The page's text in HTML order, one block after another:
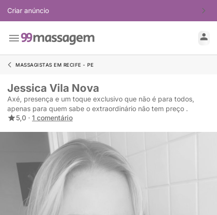
Criar anúncio
MASSAGISTAS EM RECIFE - PE
Jessica Vila Nova
Axé, presença e um toque exclusivo que não é para todos,
apenas para quem sabe o extraordinário não tem preço .
5,0 · 1 comentário